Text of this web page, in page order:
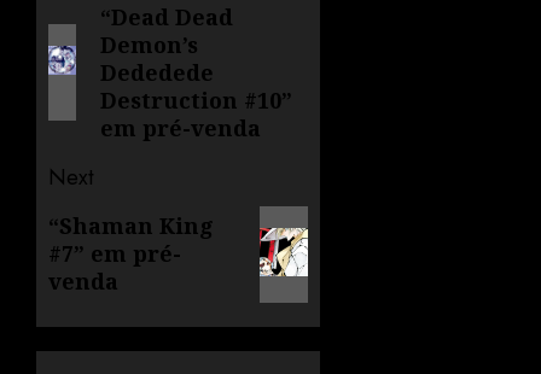
“Dead Dead
Demon’s
Dededede
Destruction #10”
em pré-venda
Next
“Shaman King
#7” em pré-
venda